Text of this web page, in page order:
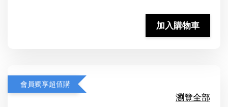
加入購物車
會員獨享超值購
瀏覽全部